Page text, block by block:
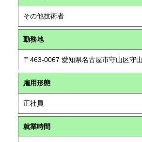
その他技術者
勤務地
〒463-0067 愛知県名古屋市守山区守
雇用形態
正社員
就業時間